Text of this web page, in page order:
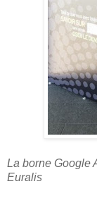
La borne Google
Euralis